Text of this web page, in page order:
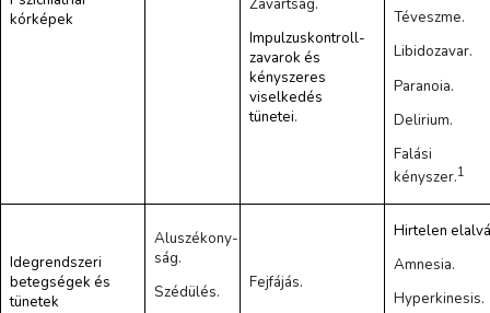
kórképek
Zavartság.
Impulzuskontroll-
zavarok és
kényszeres
viselkedés
tünetei.
Téveszme.
Libidozavar.
Paranoia.
Delirium.
Falási
kényszer.1
Idegrendszeri
betegségek és
tünetek
Aluszékony-
ság.
Szédülés.
Fejfájás.
Hirtelen
Amnesia.
Hyperkinesis.